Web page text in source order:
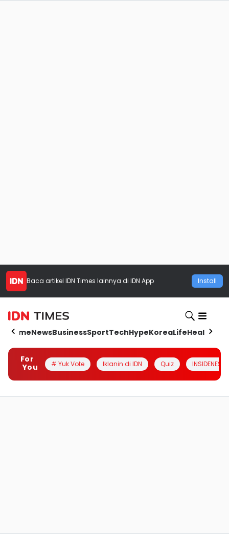
Baca artikel IDN Times lainnya di IDN App Install
HomeNewsBusinessSportTechHypeKoreaLifeHealth
For
You
# Yuk Vote Iklanin di IDN Quiz INSIDENESIA